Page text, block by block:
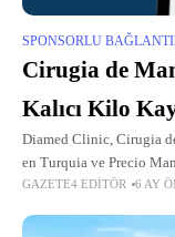
SPONSORLU
Cirugia de
Kalıcı Kilo
Diamed Clinic, Cirugia
en Turquia ve Precio
sağlık kuruluşu olarak,
GAZETE4 EDITÖR 6